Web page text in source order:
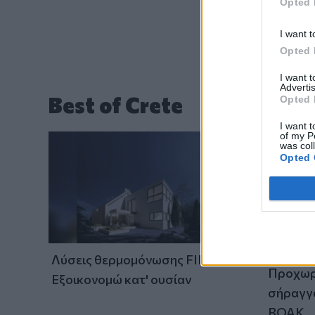
I want
Opted
I want
Opted
I want
of my
was
Opted
Best of Crete
Λύσεις θερμομόνωσης FIBRAN:
Εξοικονομώ κατ' ουσίαν